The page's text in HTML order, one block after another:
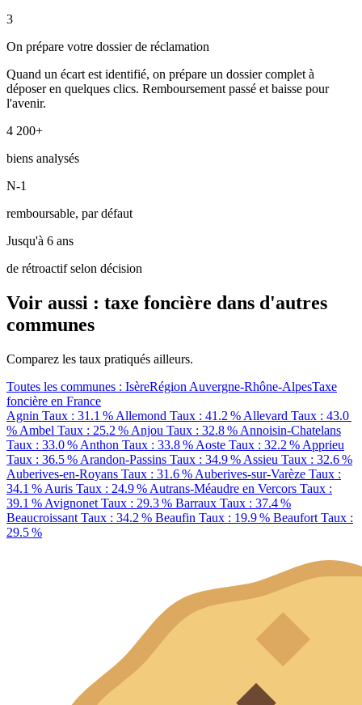
3
On prépare votre dossier de réclamation
Quand un écart est identifié, on prépare un dossier complet à
déposer en quelques clics. Remboursement passé et baisse pour
l'avenir.
4 200+
biens analysés
N-1
remboursable, par défaut
Jusqu'à 6 ans
de rétroactif selon décision
Voir aussi : taxe foncière dans d'autres
communes
Comparez les taux pratiqués ailleurs.
Toutes les communes : IsèreRégion Auvergne-Rhône-AlpesTaxe
foncière en France
Agnin Taux : 31.1 % Allemond Taux : 41.2 % Allevard Taux : 43.0
% Ambel Taux : 25.2 % Anjou Taux : 32.8 % Annoisin-Chatelans
Taux : 33.0 % Anthon Taux : 33.8 % Aoste Taux : 32.2 % Apprieu
Taux : 36.5 % Arandon-Passins Taux : 34.9 % Assieu Taux : 32.6 %
Auberives-en-Royans Taux : 31.6 % Auberives-sur-Varèze Taux :
34.1 % Auris Taux : 24.9 % Autrans-Méaudre en Vercors Taux :
39.1 % Avignonet Taux : 29.3 % Barraux Taux : 37.4 %
Beaucroissant Taux : 34.2 % Beaufin Taux : 19.9 % Beaufort Taux :
29.5 %